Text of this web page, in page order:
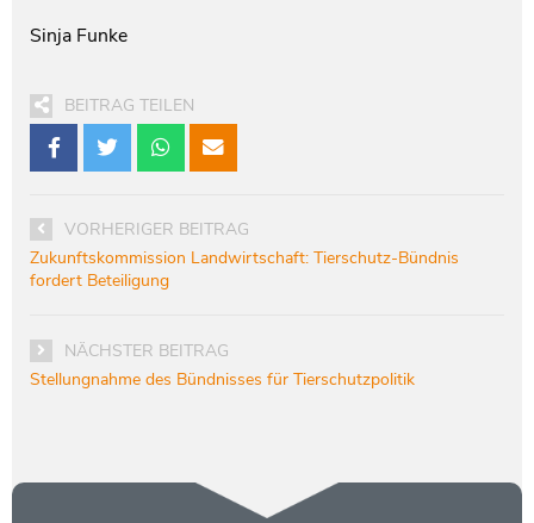
Sinja Funke
BEITRAG TEILEN
VORHERIGER BEITRAG
Zukunftskommission Landwirtschaft: Tierschutz-Bündnis
fordert Beteiligung
NÄCHSTER BEITRAG
Stellungnahme des Bündnisses für Tierschutzpolitik